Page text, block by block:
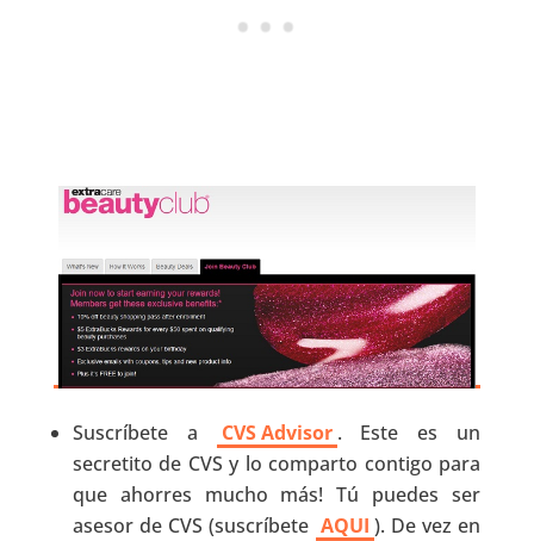
Suscríbete a CVS Advisor . Este es un
secretito de CVS y lo comparto contigo para
que ahorres mucho más! Tú puedes ser
asesor de CVS (suscríbete AQUI ). De vez en